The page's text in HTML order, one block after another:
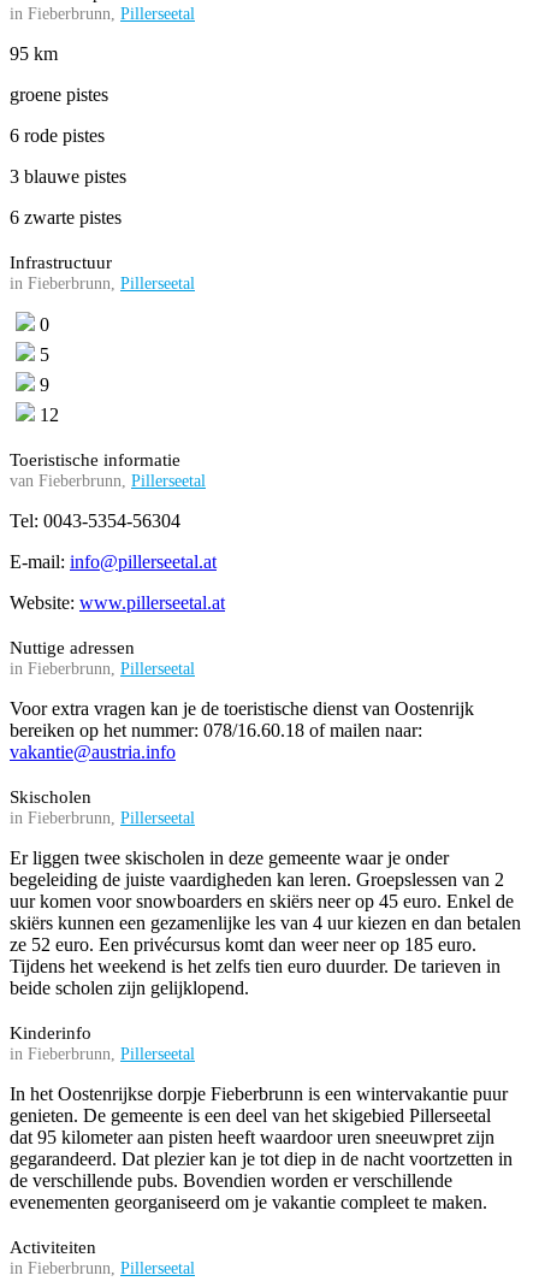
in Fieberbrunn, Pillerseetal
95 km
groene pistes
6 rode pistes
3 blauwe pistes
6 zwarte pistes
Infrastructuur
in Fieberbrunn, Pillerseetal
0
5
9
12
Toeristische informatie
van Fieberbrunn, Pillerseetal
Tel: 0043-5354-56304
E-mail: info@pillerseetal.at
Website: www.pillerseetal.at
Nuttige adressen
in Fieberbrunn, Pillerseetal
Voor extra vragen kan je de toeristische dienst van Oostenrijk
bereiken op het nummer: 078/16.60.18 of mailen naar:
vakantie@austria.info
Skischolen
in Fieberbrunn, Pillerseetal
Er liggen twee skischolen in deze gemeente waar je onder
begeleiding de juiste vaardigheden kan leren. Groepslessen van 2
uur komen voor snowboarders en skiërs neer op 45 euro. Enkel de
skiërs kunnen een gezamenlijke les van 4 uur kiezen en dan betalen
ze 52 euro. Een privécursus komt dan weer neer op 185 euro.
Tijdens het weekend is het zelfs tien euro duurder. De tarieven in
beide scholen zijn gelijklopend.
Kinderinfo
in Fieberbrunn, Pillerseetal
In het Oostenrijkse dorpje Fieberbrunn is een wintervakantie puur
genieten. De gemeente is een deel van het skigebied Pillerseetal
dat 95 kilometer aan pisten heeft waardoor uren sneeuwpret zijn
gegarandeerd. Dat plezier kan je tot diep in de nacht voortzetten in
de verschillende pubs. Bovendien worden er verschillende
evenementen georganiseerd om je vakantie compleet te maken.
Activiteiten
in Fieberbrunn, Pillerseetal